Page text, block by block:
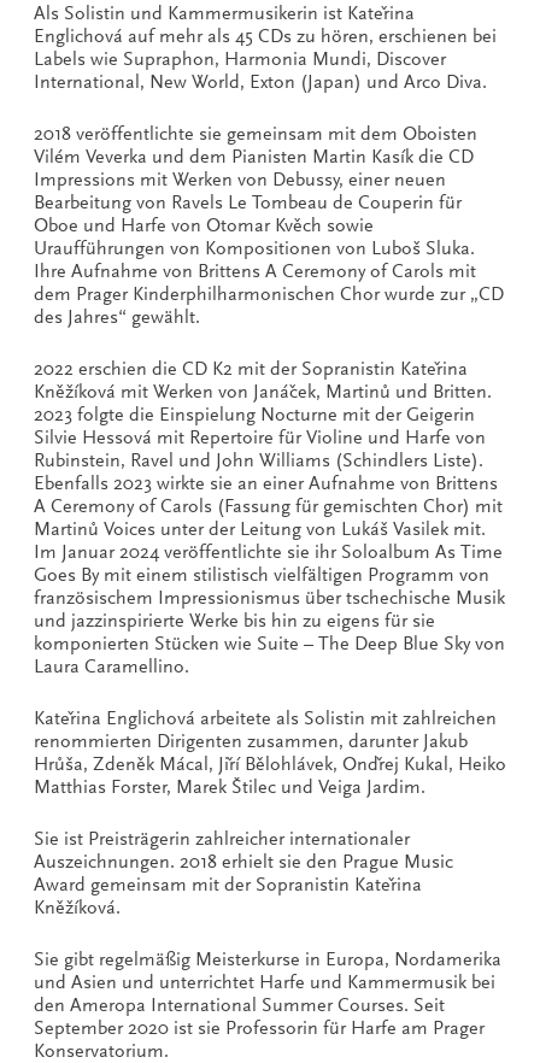
Als Solistin und Kammermusikerin ist Kateřina
Englichová auf mehr als 45 CDs zu hören, erschienen bei
Labels wie Supraphon, Harmonia Mundi, Discover
International, New World, Exton (Japan) und Arco Diva.
2018 veröffentlichte sie gemeinsam mit dem Oboisten
Vilém Veverka und dem Pianisten Martin Kasík die CD
Impressions mit Werken von Debussy, einer neuen
Bearbeitung von Ravels Le Tombeau de Couperin für
Oboe und Harfe von Otomar Kvěch sowie
Uraufführungen von Kompositionen von Luboš Sluka.
Ihre Aufnahme von Brittens A Ceremony of Carols mit
dem Prager Kinderphilharmonischen Chor wurde zur „CD
des Jahres“ gewählt.
2022 erschien die CD K2 mit der Sopranistin Kateřina
Kněžíková mit Werken von Janáček, Martinů und Britten.
2023 folgte die Einspielung Nocturne mit der Geigerin
Silvie Hessová mit Repertoire für Violine und Harfe von
Rubinstein, Ravel und John Williams (Schindlers Liste).
Ebenfalls 2023 wirkte sie an einer Aufnahme von Brittens
A Ceremony of Carols (Fassung für gemischten Chor) mit
Martinů Voices unter der Leitung von Lukáš Vasilek mit.
Im Januar 2024 veröffentlichte sie ihr Soloalbum As Time
Goes By mit einem stilistisch vielfältigen Programm von
französischem Impressionismus über tschechische Musik
und jazzinspirierte Werke bis hin zu eigens für sie
komponierten Stücken wie Suite – The Deep Blue Sky von
Laura Caramellino.
Kateřina Englichová arbeitete als Solistin mit zahlreichen
renommierten Dirigenten zusammen, darunter Jakub
Hrůša, Zdeněk Mácal, Jiří Bělohlávek, Ondřej Kukal, Heiko
Matthias Forster, Marek Štilec und Veiga Jardim.
Sie ist Preisträgerin zahlreicher internationaler
Auszeichnungen. 2018 erhielt sie den Prague Music
Award gemeinsam mit der Sopranistin Kateřina
Kněžíková.
Sie gibt regelmäßig Meisterkurse in Europa, Nordamerika
und Asien und unterrichtet Harfe und Kammermusik bei
den Ameropa International Summer Courses. Seit
September 2020 ist sie Professorin für Harfe am Prager
Konservatorium.